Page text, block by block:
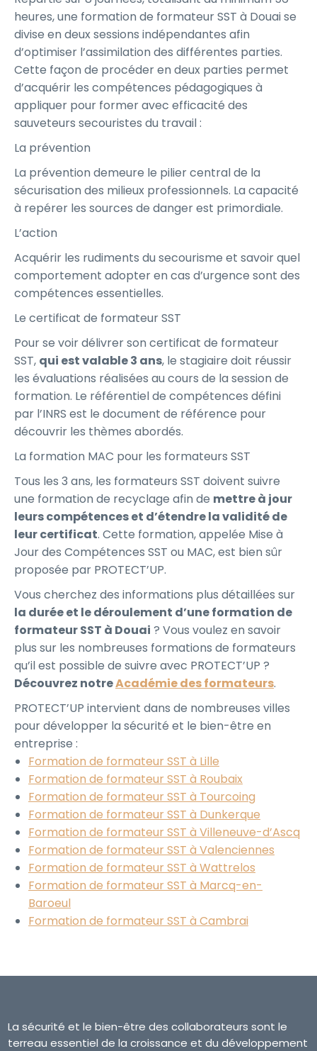
heures, une formation de formateur SST à Douai se
divise en deux sessions indépendantes afin
d’optimiser l’assimilation des différentes parties.
Cette façon de procéder en deux parties permet
d’acquérir les compétences pédagogiques à
appliquer pour former avec efficacité des
sauveteurs secouristes du travail :
La prévention
La prévention demeure le pilier central de la
sécurisation des milieux professionnels. La capacité
à repérer les sources de danger est primordiale.
L’action
Acquérir les rudiments du secourisme et savoir quel
comportement adopter en cas d’urgence sont des
compétences essentielles.
Le certificat de formateur SST
Pour se voir délivrer son certificat de formateur
SST, qui est valable 3 ans, le stagiaire doit réussir
les évaluations réalisées au cours de la session de
formation. Le référentiel de compétences défini
par l’INRS est le document de référence pour
découvrir les thèmes abordés.
La formation MAC pour les formateurs SST
Tous les 3 ans, les formateurs SST doivent suivre
une formation de recyclage afin de mettre à jour
leurs compétences et d’étendre la validité de
leur certificat. Cette formation, appelée Mise à
Jour des Compétences SST ou MAC, est bien sûr
proposée par PROTECT’UP.
Vous cherchez des informations plus détaillées sur
la durée et le déroulement d’une formation de
formateur SST à Douai ? Vous voulez en savoir
plus sur les nombreuses formations de formateurs
qu’il est possible de suivre avec PROTECT’UP ?
Découvrez notreAcadémie des formateurs.
PROTECT’UP intervient dans de nombreuses villes
pour développer la sécurité et le bien-être en
entreprise :
Formation de formateur SST à Lille
Formation de formateur SST à Roubaix
Formation de formateur SST à Tourcoing
Formation de formateur SST à Dunkerque
Formation de formateur SST à Villeneuve-d’Ascq
Formation de formateur SST à Valenciennes
Formation de formateur SST à Wattrelos
Formation de formateur SST à Marcq-en-
Baroeul
Formation de formateur SST à Cambrai
La sécurité et le bien-être des collaborateurs sont le
terreau essentiel de la croissance et du développement